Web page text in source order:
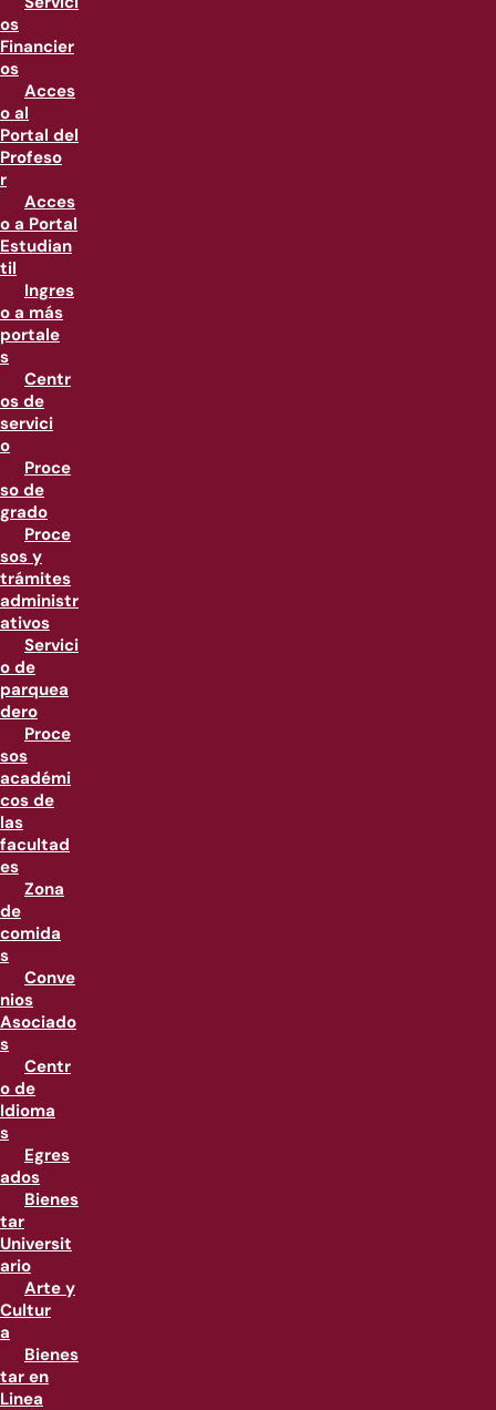
os
Financier
os
Acces
o al
Portal del
Profeso
r
Acces
o a Portal
Estudian
til
Ingres
o a más
portale
s
Centr
os de
servici
o
Proce
so de
grado
Proce
sos y
trámites
administr
ativos
Servici
o de
parquea
dero
Proce
sos
académi
cos de
las
facultad
es
Zona
de
comida
s
Conve
nios
Asociado
s
Centr
o de
Idioma
s
Egres
ados
Bienes
tar
Universit
ario
Arte y
Cultur
a
Bienes
tar en
Linea